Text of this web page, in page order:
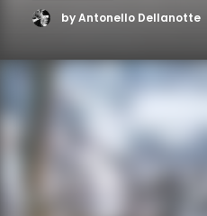
by Antonello Dellanotte